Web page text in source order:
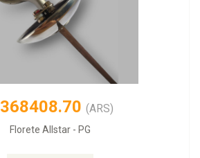
368408.70 (ARS)
Florete Allstar - PG